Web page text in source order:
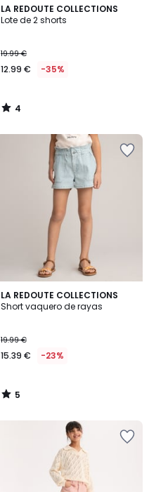
LA REDOUTE COLLECTIONS
Lote de 2 shorts
19.99 €
12.99 € -35%
4
/
4
/
LA REDOUTE COLLECTIONS
Short vaquero de rayas
19.99 €
15.39 € -23%
5
/
5
/